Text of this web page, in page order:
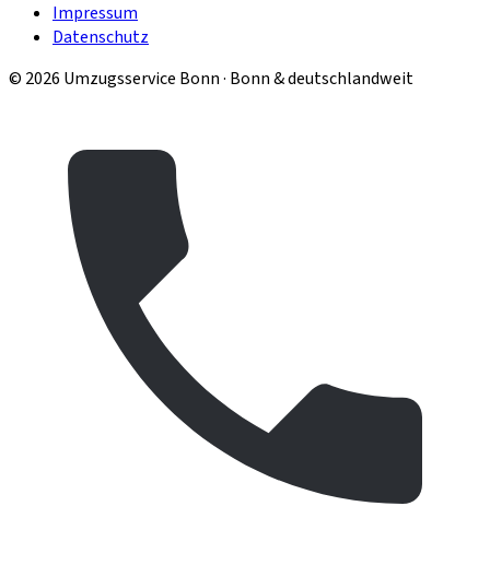
Impressum
Datenschutz
© 2026 Umzugsservice Bonn · Bonn & deutschlandweit